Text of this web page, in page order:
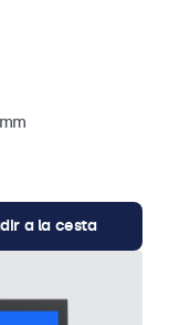
a la cesta